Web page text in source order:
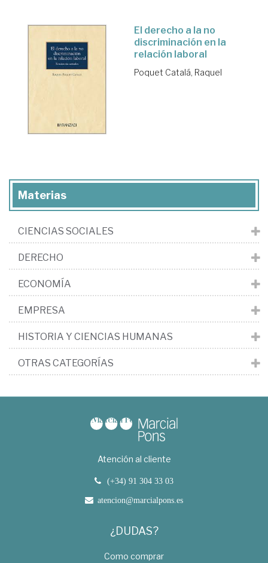
El derecho a la no
discriminación en la
relación laboral
Poquet Catalá, Raquel
Materias
CIENCIAS SOCIALES
DERECHO
ECONOMÍA
EMPRESA
HISTORIA Y CIENCIAS HUMANAS
OTRAS CATEGORÍAS
Atención al cliente
(+34) 91 304 33 03
atencion@marcialpons.es
¿DUDAS?
Como comprar